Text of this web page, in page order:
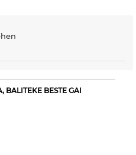
BALITEKE BESTE GAI